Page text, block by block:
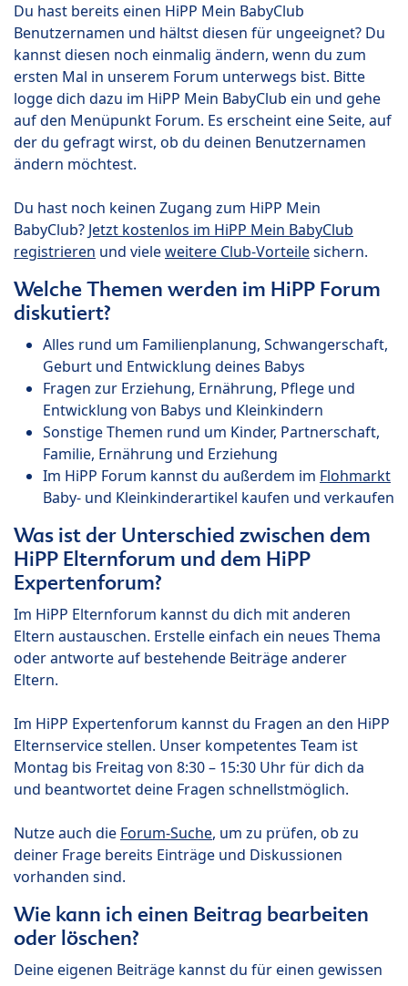
Du hast bereits einen HiPP Mein BabyClub
Benutzernamen und hältst diesen für ungeeignet? Du
kannst diesen noch einmalig ändern, wenn du zum
ersten Mal in unserem Forum unterwegs bist. Bitte
logge dich dazu im HiPP Mein BabyClub ein und gehe
auf den Menüpunkt Forum. Es erscheint eine Seite, auf
der du gefragt wirst, ob du deinen Benutzernamen
ändern möchtest.
Du hast noch keinen Zugang zum HiPP Mein
BabyClub? Jetzt kostenlos im HiPP Mein BabyClub
registrieren und vieleweitere Club-Vorteilesichern.
Welche Themen werden im HiPP Forum
diskutiert?
Alles rund um Familienplanung, Schwangerschaft,
Geburt und Entwicklung deines Babys
Fragen zur Erziehung, Ernährung, Pflege und
Entwicklung von Babys und Kleinkindern
Sonstige Themen rund um Kinder, Partnerschaft,
Familie, Ernährung und Erziehung
Im HiPP Forum kannst du außerdem im Flohmarkt
Baby- und Kleinkinderartikel kaufen und verkaufen
Was ist der Unterschied zwischen dem
HiPP Elternforum und dem HiPP
Expertenforum?
Im HiPP Elternforum kannst du dich mit anderen
Eltern austauschen. Erstelle einfach ein neues Thema
oder antworte auf bestehende Beiträge anderer
Eltern.
Im HiPP Expertenforum kannst du Fragen an den HiPP
Elternservice stellen. Unser kompetentes Team ist
Montag bis Freitag von 8:30 – 15:30 Uhr für dich da
und beantwortet deine Fragen schnellstmöglich.
Nutze auch die Forum-Suche, um zu prüfen, ob zu
deiner Frage bereits Einträge und Diskussionen
vorhanden sind.
Wie kann ich einen Beitrag bearbeiten
oder löschen?
Deine eigenen Beiträge kannst du für einen gewissen